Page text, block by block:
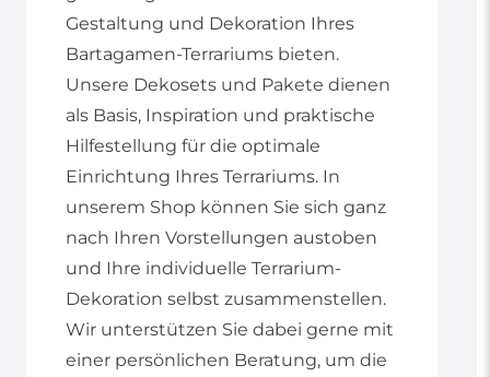
Gestaltung und Dekoration Ihres
Bartagamen-Terrariums bieten.
Unsere Dekosets und Pakete dienen
als Basis, Inspiration und praktische
Hilfestellung für die optimale
Einrichtung Ihres Terrariums. In
unserem Shop können Sie sich ganz
nach Ihren Vorstellungen austoben
und Ihre individuelle Terrarium-
Dekoration selbst zusammenstellen.
Wir unterstützen Sie dabei gerne mit
einer persönlichen Beratung, um die